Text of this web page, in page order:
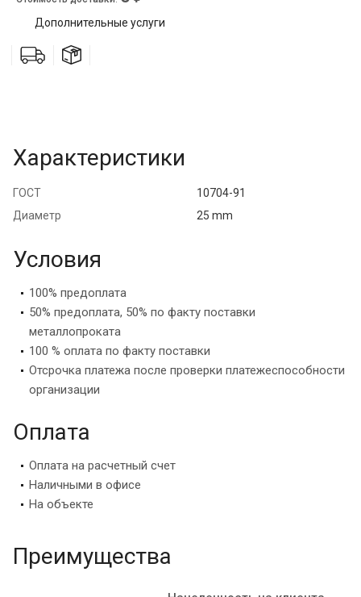
Дополнительные услуги
Характеристики
ГОСТ
10704-91
Диаметр
25 mm
Условия
100% предоплата
50% предоплата, 50% по факту поставки
металлопроката
100 % оплата по факту поставки
Отсрочка платежа после проверки платежеспособности
организации
Оплата
Оплата на расчетный счет
Наличными в офисе
На объекте
Преимущества